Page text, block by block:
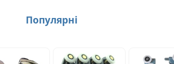
Популярнi